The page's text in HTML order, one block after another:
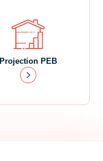
Projection PEB